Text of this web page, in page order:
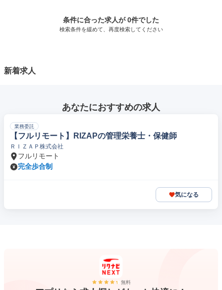
条件に合った求人が 0件でした
検索条件を緩めて、再度検索してください
新着求人
あなたにおすすめの求人
業務委託
【フルリモート】RIZAPの管理栄養士・保健師
ＲＩＺＡＰ株式会社
フルリモート
完全歩合制
気になる
無料